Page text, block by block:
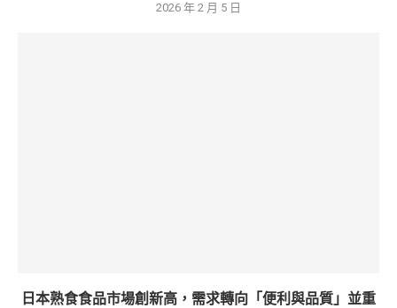
2026 年 2 月 5 日
日本熟食食品市場創新高，需求轉向「便利與品質」並重